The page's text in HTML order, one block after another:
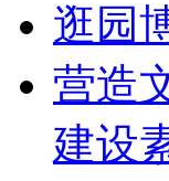
逛园
营造
建设